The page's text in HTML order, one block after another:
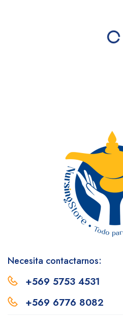
Necesita contactarnos:
+569 5753 4531
+569 6776 8082